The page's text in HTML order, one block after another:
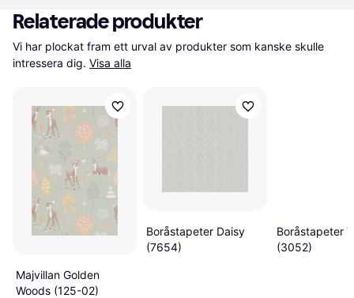
Relaterade produkter
Vi har plockat fram ett urval av produkter som kanske skulle
intressera dig. Visa alla
Majvillan Golden
Woods (125-02)
Boråstapeter Daisy
(7654)
Boråstapeter
(3052)